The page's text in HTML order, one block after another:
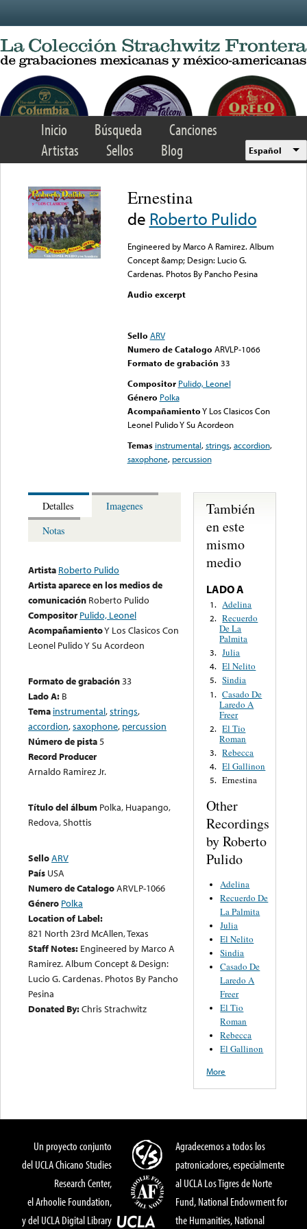
Inicio Búsqueda
Canciones
Artistas
Sellos Blog Español
Ernestina
de Roberto Pulido
Engineered by Marco A Ramirez. Album
Concept &amp; Design: Lucio G.
Cardenas. Photos By Pancho Pesina
Audio excerpt
Sello ARV
Numero de Catalogo ARVLP-1066
Formato de grabación 33
Compositor Pulido, Leonel
Género Polka
AcompañamientoY Los Clasicos Con
Leonel Pulido Y Su Acordeon
Temas instrumental,strings,accordion,
saxophone, percussion
Detalles
Imagenes
Notas
Artista Roberto Pulido
Artista aparece en los medios de
comunicación Roberto Pulido
Compositor Pulido, Leonel
AcompañamientoY Los Clasicos Con
Leonel Pulido Y Su Acordeon
Formato de grabación33
Lado A: B
Tema instrumental,strings,
accordion,saxophone, percussion
Número de pista5
Record Producer
Arnaldo Ramirez Jr.
Título del álbum Polka, Huapango,
Redova, Shottis
SelloARV
País USA
Numero de CatalogoARVLP-1066
Género Polka
Location of Label:
821 North 23rd McAllen, Texas
Staff Notes: Engineered by Marco A
Ramirez. Album Concept & Design:
Lucio G. Cardenas. Photos By Pancho
Pesina
Donated By:Chris Strachwitz
También
en este
mismo
medio
LADO A
1. Adelina
2. Recuerdo
De La
Palmita
3. Julia
4. El Nelito
5. Sindia
1. Casado De
Laredo A
Freer
2. El Tio
Roman
3. Rebecca
4. El Gallinon
5. Ernestina
Other
Recordings
by Roberto
Pulido
Adelina
Recuerdo De
La Palmita
Julia
El Nelito
Sindia
Casado De
Laredo A
Freer
El Tio
Roman
Rebecca
El Gallinon
More
Un proyecto conjunto
del UCLA Chicano Studies
Research Center,
el Arhoolie Foundation,
y del UCLA Digital Library
Agradecemos a todos los
patronicadores, especialmente
al UCLA Los Tigres de Norte
Fund, National Endowment for
the Humanities, National